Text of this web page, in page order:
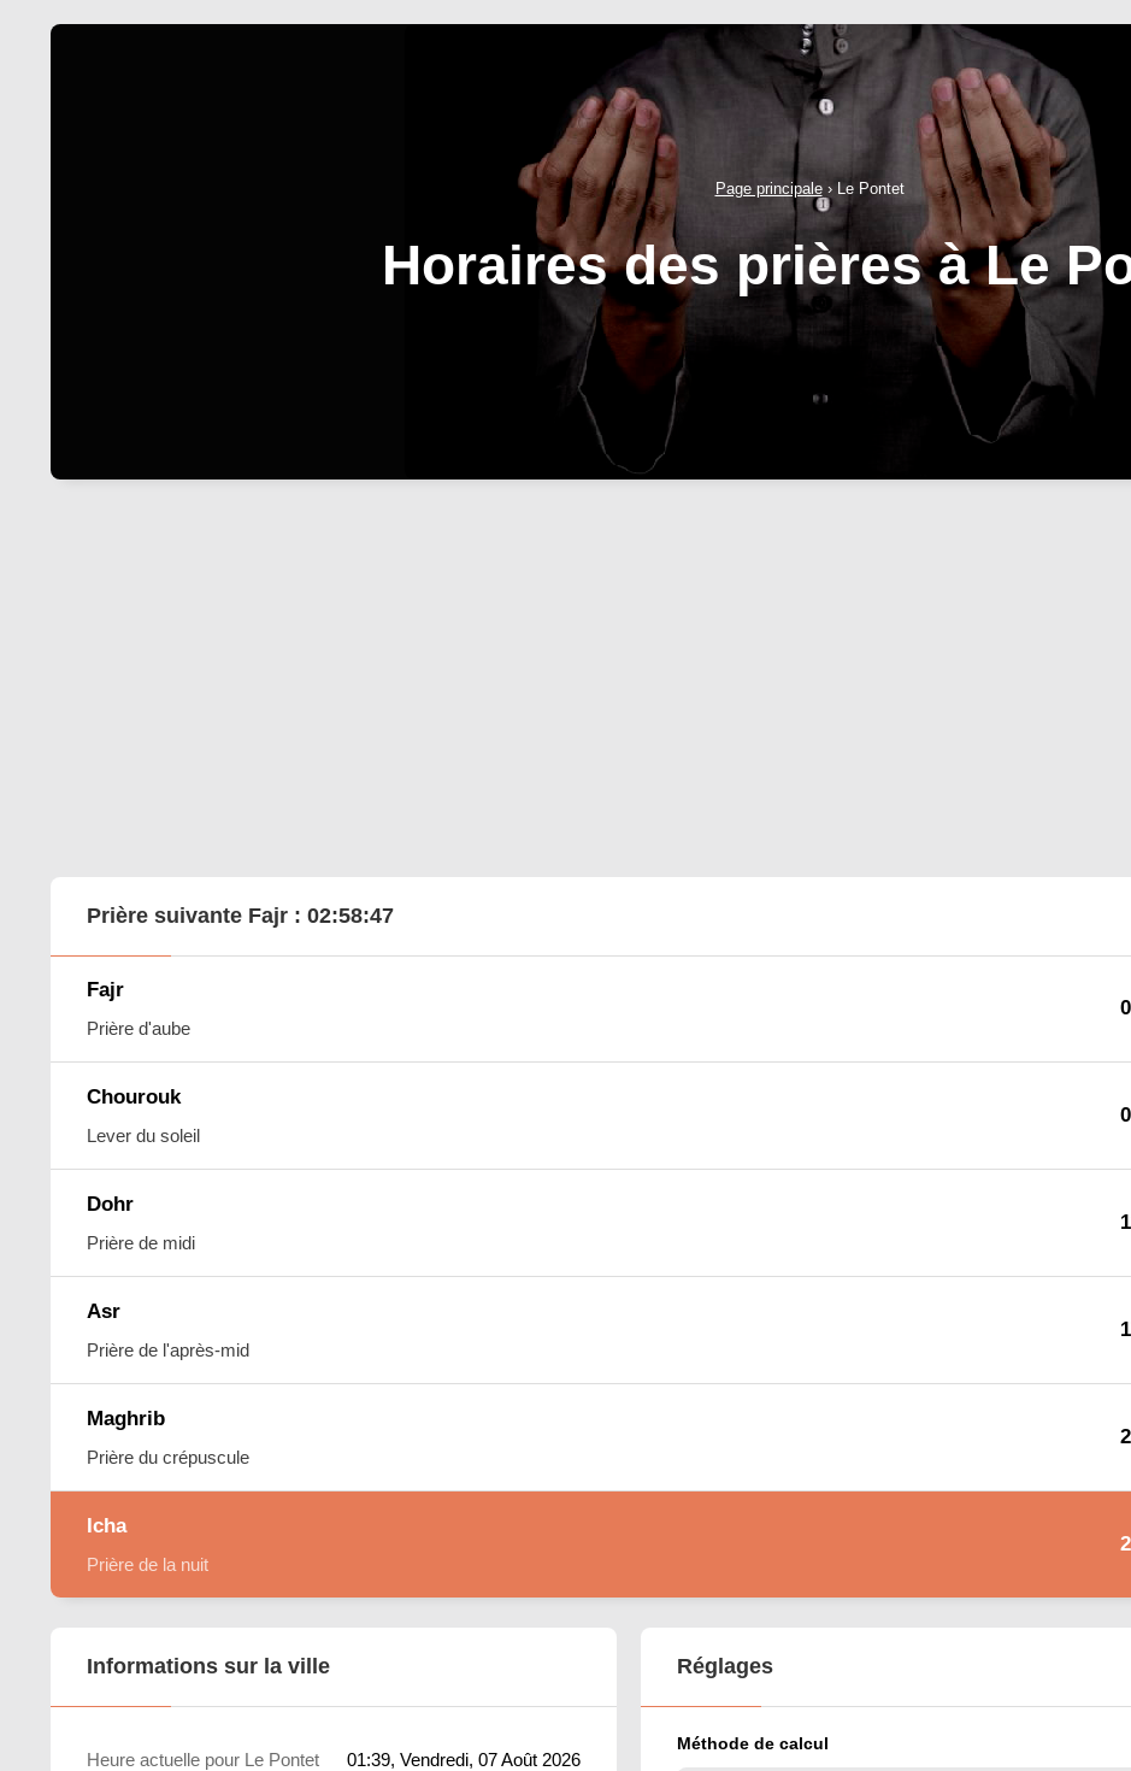
Page principale› Le Pontet
Horaires des prières à Le
Prière suivante Fajr : 02:58:46
Fajr
Prière d'aube
Chourouk
Lever du soleil
Dohr
Prière de midi
Asr
Prière de l'après-mid
Maghrib
Prière du crépuscule
Icha
Prière de la nuit
Informations sur la ville
Heure actuelle pour Le Pontet 01:39, Vendredi, 07 Août 2026
Réglages
Méthode de calcul